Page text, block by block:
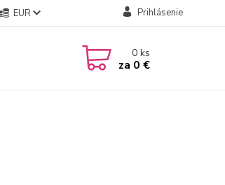
EUR Prihlásenie
0ks
za 0 €